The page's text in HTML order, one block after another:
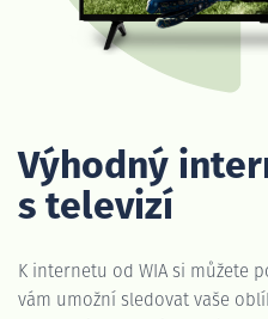
Výhodný
s televizí
K internetu od WIA si můžete
vám umožní sledovat vaše